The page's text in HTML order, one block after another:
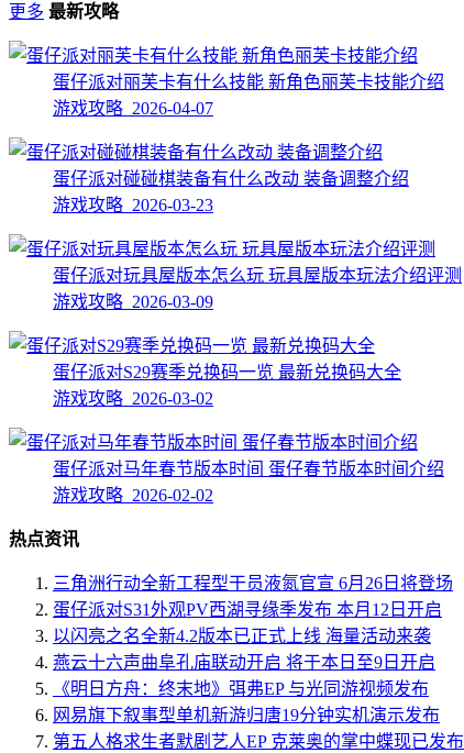
更多 最新攻略
蛋仔派对丽芙卡有什么技能 新角色丽芙卡技能介绍
游戏攻略 2026-04-07
蛋仔派对碰碰棋装备有什么改动 装备调整介绍
游戏攻略 2026-03-23
蛋仔派对玩具屋版本怎么玩 玩具屋版本玩法介绍评测
游戏攻略 2026-03-09
蛋仔派对S29赛季兑换码一览 最新兑换码大全
游戏攻略 2026-03-02
蛋仔派对马年春节版本时间 蛋仔春节版本时间介绍
游戏攻略 2026-02-02
热点资讯
三角洲行动全新工程型干员液氮官宣 6月26日将登场
蛋仔派对S31外观PV西湖寻缘季发布 本月12日开启
以闪亮之名全新4.2版本已正式上线 海量活动来袭
燕云十六声曲阜孔庙联动开启 将于本日至9日开启
《明日方舟：终末地》弭弗EP 与光同游视频发布
网易旗下叙事型单机新游归唐19分钟实机演示发布
第五人格求生者默剧艺人EP 克莱奥的掌中蝶现已发布